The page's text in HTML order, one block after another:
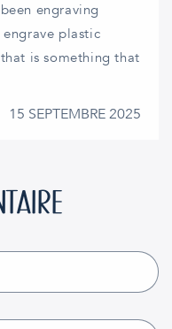
engraving
plastic
is something that
15 SEPTEMBRE 2025